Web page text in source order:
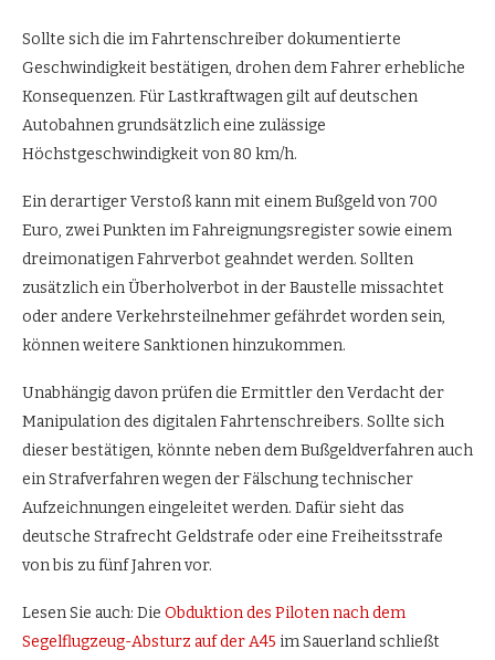
Sollte sich die im Fahrtenschreiber dokumentierte
Geschwindigkeit bestätigen, drohen dem Fahrer erhebliche
Konsequenzen. Für Lastkraftwagen gilt auf deutschen
Autobahnen grundsätzlich eine zulässige
Höchstgeschwindigkeit von 80 km/h.
Ein derartiger Verstoß kann mit einem Bußgeld von 700
Euro, zwei Punkten im Fahreignungsregister sowie einem
dreimonatigen Fahrverbot geahndet werden. Sollten
zusätzlich ein Überholverbot in der Baustelle missachtet
oder andere Verkehrsteilnehmer gefährdet worden sein,
können weitere Sanktionen hinzukommen.
Unabhängig davon prüfen die Ermittler den Verdacht der
Manipulation des digitalen Fahrtenschreibers. Sollte sich
dieser bestätigen, könnte neben dem Bußgeldverfahren auch
ein Strafverfahren wegen der Fälschung technischer
Aufzeichnungen eingeleitet werden. Dafür sieht das
deutsche Strafrecht Geldstrafe oder eine Freiheitsstrafe
von bis zu fünf Jahren vor.
Lesen Sie auch: Die Obduktion des Piloten nach dem
Segelflugzeug-Absturz auf der A45 im Sauerland schließt